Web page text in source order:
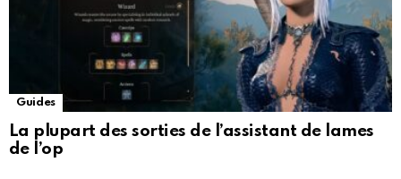
Guides
La plupart des sorties de l’assistant de lames
de l’op